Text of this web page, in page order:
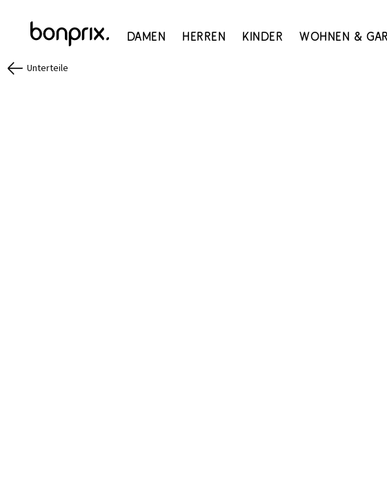
Damen Herren Kinder Wohnen &
Unterteile